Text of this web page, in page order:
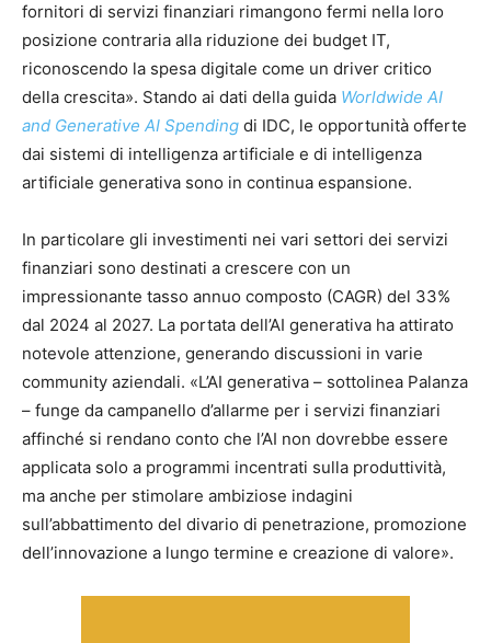
fornitori di servizi finanziari rimangono fermi nella loro
posizione contraria alla riduzione dei budget IT,
riconoscendo la spesa digitale come un driver critico
della crescita». Stando ai dati della guida Worldwide AI
and Generative AI Spending di IDC, le opportunità offerte
dai sistemi di intelligenza artificiale e di intelligenza
artificiale generativa sono in continua espansione.
In particolare gli investimenti nei vari settori dei servizi
finanziari sono destinati a crescere con un
impressionante tasso annuo composto (CAGR) del 33%
dal 2024 al 2027. La portata dell’AI generativa ha attirato
notevole attenzione, generando discussioni in varie
community aziendali. «L’AI generativa – sottolinea Palanza
– funge da campanello d’allarme per i servizi finanziari
affinché si rendano conto che l’AI non dovrebbe essere
applicata solo a programmi incentrati sulla produttività,
ma anche per stimolare ambiziose indagini
sull’abbattimento del divario di penetrazione, promozione
dell’innovazione a lungo termine e creazione di valore».